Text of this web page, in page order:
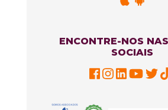
ENCONTRE-NOS
SOCIAIS